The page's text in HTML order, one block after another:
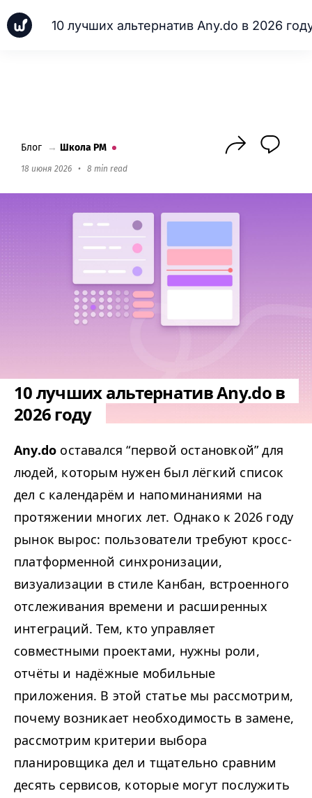
10 лучших альтернатив Any.do в 2026
Блог → Школа PM
18 июня 2026 • 8 min read
10 лучших альтернатив Any.do в
2026 году
Any​.do оставался“первой остановкой” для
людей, которым нужен был лёгкий список
дел с календарём и напоминаниями на
протяжении многих лет. Однако к 2026 году
рынок вырос: пользователи требуют кросс-
платформенной синхронизации,
визуализации в стиле Канбан, встроенного
отслеживания времени и расширенных
интеграций. Тем, кто управляет
совместными проектами, нужны роли,
отчёты и надёжные мобильные
приложения. В этой статье мы рассмотрим,
почему возникает необходимость в замене,
рассмотрим критерии выбора
планировщика дел и тщательно сравним
десять сервисов, которые могут послужить